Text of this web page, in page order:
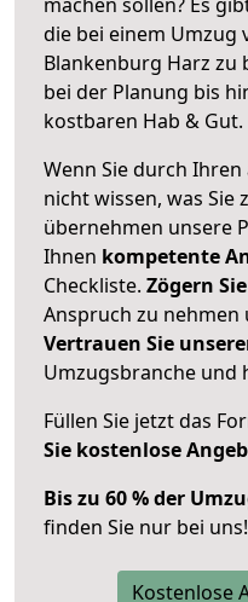
die bei einem Umzug
Blankenburg Harz zu
bei der Planung bis
kostbaren Hab & Gut.
Wenn Sie durch
nicht wissen, was Sie
übernehmen unsere
Ihnen kompetente
Checkliste. Zögern
Anspruch zu nehmen
Vertrauen Sie
Umzugsbranche und
Füllen Sie jetzt das
Sie kostenlose
Bis zu 60 % der
finden Sie nur bei uns!
Kostenlose